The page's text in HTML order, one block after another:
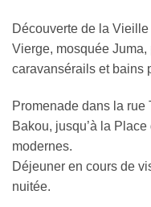
Découverte de la
Vierge, mosquée
caravansérails et bains
Promenade dans la rue
Bakou, jusqu’à la
modernes.
Déjeuner en cours de
nuitée.